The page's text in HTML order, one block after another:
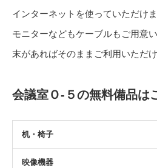
インターネットを使っていただけま
モニターなどもケーブルもご用意
末があればそのままご利用いただけ
会議室Ｏ-５の無料備品は
机・椅子
映像機器